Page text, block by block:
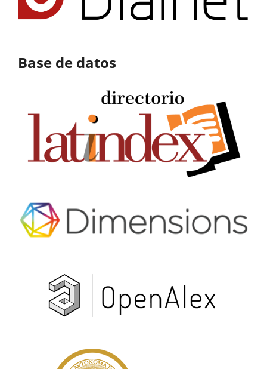
Base de datos